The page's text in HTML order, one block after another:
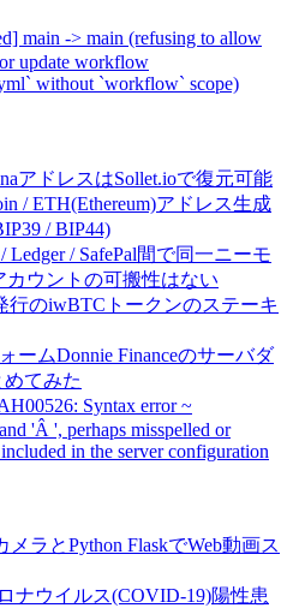
main -> main (refusing to allow
update workflow
without `workflow` scope)
アドレスはSollet.ioで復元可能
/ ETH(Ethereum)アドレス生成
/ BIP44)
Ledger / SafePal間で同一ニーモ
ウントの可搬性はない
行のiwBTCトークンのステーキ
ームDonnie Financeのサーバダ
てみた
Syntax error ~
'Â ', perhaps misspelled or
in the server configuration
メラとPython FlaskでWeb動画ス
ナウイルス(COVID-19)陽性患